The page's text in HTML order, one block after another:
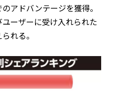
アドバンテージを獲得。
ーザーに受け入れられた
れる。